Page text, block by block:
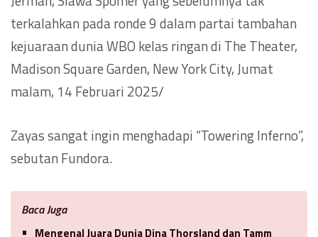
terkalahkan pada ronde 9 dalam partai tambahan
kejuaraan dunia WBO kelas ringan di The Theater,
Madison Square Garden, New York City, Jumat
malam, 14 Februari 2025/
Zayas sangat ingin menghadapi “Towering Inferno”,
sebutan Fundora.
Baca Juga
Mengenal Juara Dunia Dina Thorsland dan Tamm